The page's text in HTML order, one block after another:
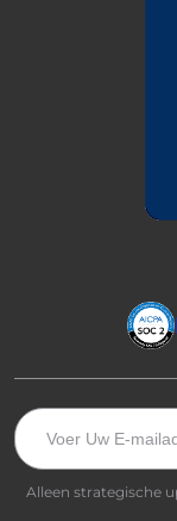
Alleen strategische